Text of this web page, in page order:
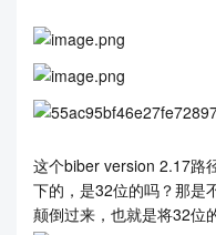
这个biber version 2.17路
下的，是32位的吗？那是
颠倒过来，也就是将32位